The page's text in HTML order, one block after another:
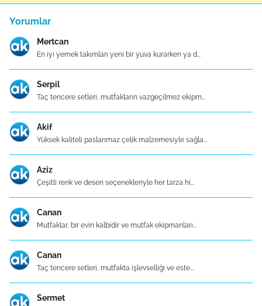
Yorumlar
Mertcan
En iyi yemek takımları yeni bir yuva kurarken ya d...
Serpil
Taç tencere setleri, mutfakların vazgeçilmez ekipm...
Akif
Yüksek kaliteli paslanmaz çelik malzemesiyle sağla...
Aziz
Çeşitli renk ve desen seçenekleriyle her tarza hi...
Canan
Mutfaklar, bir evin kalbidir ve mutfak ekipmanları...
Canan
Taç tencere setleri, mutfakta işlevselliği ve este...
Sermet